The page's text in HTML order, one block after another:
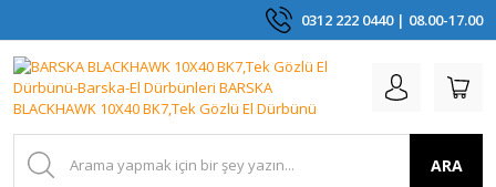
0312 222 0440 | 08.00-17.00
ARA